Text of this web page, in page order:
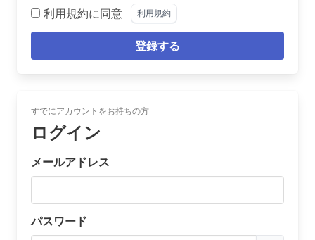
利用規約に同意 利用規約
登録する
すでにアカウントをお持ちの方
ログイン
メールアドレス
パスワード